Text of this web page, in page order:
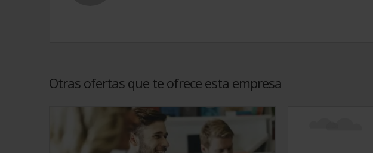
Otras ofertas que te ofrece esta empresa